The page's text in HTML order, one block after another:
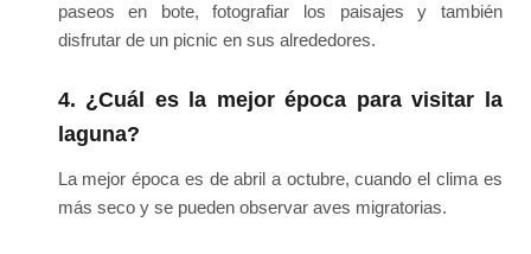
paseos en bote, fotografiar los paisajes y también
disfrutar de un picnic en sus alrededores.
4. ¿Cuál es la mejor época para visitar la
laguna?
La mejor época es de abril a octubre, cuando el clima es
más seco y se pueden observar aves migratorias.